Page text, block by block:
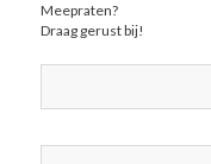
Meepraten?
Draag gerust bij!